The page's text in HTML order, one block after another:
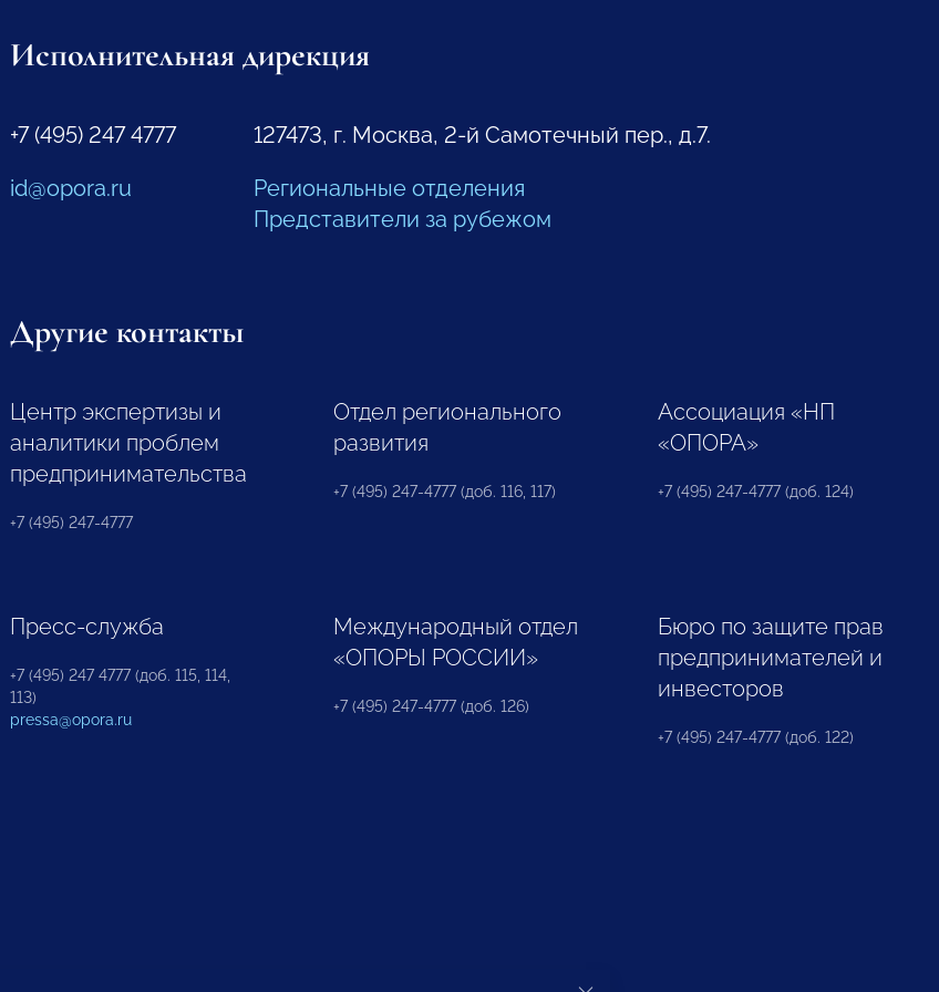
Исполнительная дирекция
+7 (495) 247 4777
id@opora.ru
127473, г. Москва, 2-й Самотечный пер., д.7.
Региональные отделения
Представители за рубежом
Другие контакты
Центр экспертизы и
аналитики проблем
предпринимательства
+7 (495) 247-4777
Отдел регионального
развития
+7 (495) 247-4777 (доб. 116, 117)
Ассоциация «НП
«ОПОРА»
+7 (495) 247-4777 (доб. 124)
Пресс-служба
+7 (495) 247 4777 (доб. 115, 114,
113)
pressa@opora.ru
Международный отдел
«ОПОРЫ РОССИИ»
+7 (495) 247-4777 (доб. 126)
Бюро по защите прав
предпринимателей и
инвесторов
+7 (495) 247-4777 (доб. 122)